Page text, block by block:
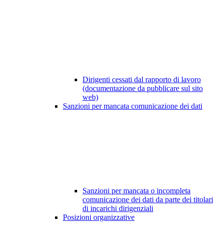
Dirigenti cessati dal rapporto di lavoro
(documentazione da pubblicare sul sito
web)
Sanzioni per mancata comunicazione dei dati
Sanzioni per mancata o incompleta
comunicazione dei dati da parte dei titolari
di incarichi dirigenziali
Posizioni organizzative